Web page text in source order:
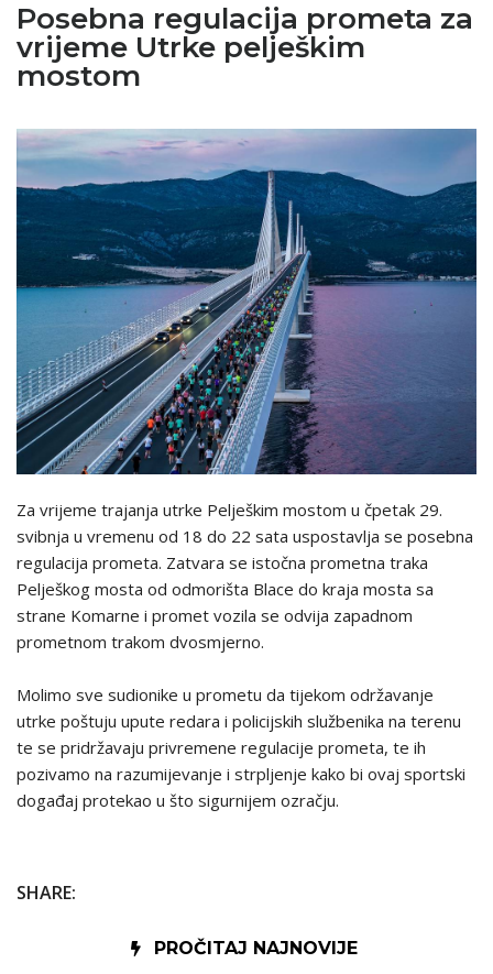
Posebna regulacija prometa za
vrijeme Utrke pelješkim
mostom
Za vrijeme trajanja utrke Pelješkim mostom u ​čpetak 29.
svibnja u vremenu od 18 do 22 sata uspostavlja se posebna
regulacija prometa. Zatvara se istočna prometna traka
Pelješkog mosta od odmorišta Blace do kraja mosta sa
strane Komarne i promet vozila se odvija zapadnom
prometnom trakom dvosmjerno.
Molimo sve sudionike u prometu da tijekom održavanje
utrke poštuju upute redara i policijskih službenika na terenu
te se pridržavaju privremene regulacije prometa, te ih
pozivamo na razumijevanje i strpljenje kako bi ovaj sportski
događaj protekao u što sigurnijem ozračju.
SHARE:
PROČITAJ NAJNOVIJE